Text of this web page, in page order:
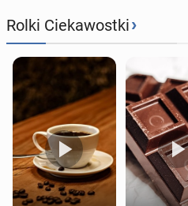
Rolki Ciekawostki›